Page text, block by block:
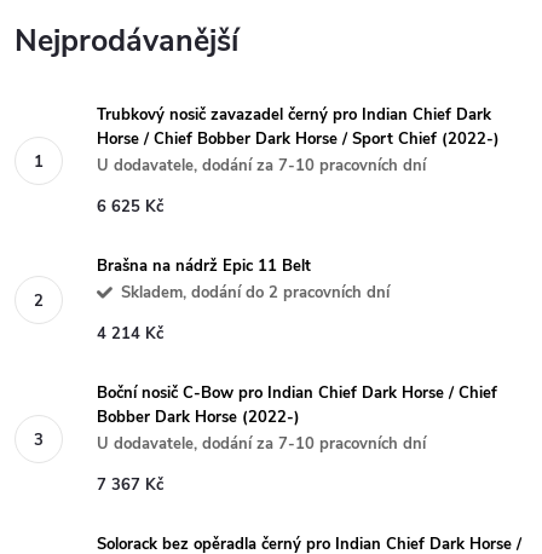
Nejprodávanější
Trubkový nosič zavazadel černý pro Indian Chief Dark
Horse / Chief Bobber Dark Horse / Sport Chief (2022-)
U dodavatele, dodání za 7-10 pracovních dní
6 625 Kč
Brašna na nádrž Epic 11 Belt
Skladem, dodání do 2 pracovních dní
4 214 Kč
Boční nosič C-Bow pro Indian Chief Dark Horse / Chief
Bobber Dark Horse (2022-)
U dodavatele, dodání za 7-10 pracovních dní
7 367 Kč
Solorack bez opěradla černý pro Indian Chief Dark Horse /